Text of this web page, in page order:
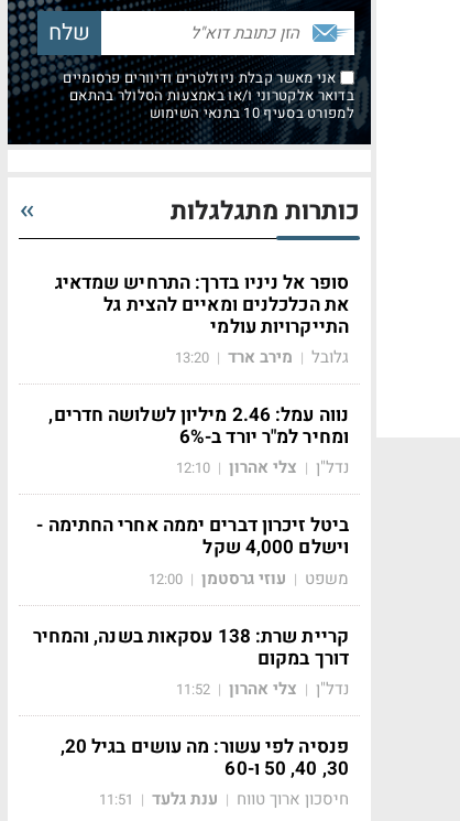
אני מאשר קבלת ניוזלטרים ודיוורים פרסומיים
בדואר אלקטרוני ו/או באמצעות הסלולר בהתאם
למפורט בסעיף 10 בתנאי השימוש
כותרות מתגלגלות
סופר אל ניניו בדרך: התרחיש שמדאיג
את הכלכלנים ומאיים להצית גל
התייקרויות עולמי
גלובל | מירב ארד |
13:20
נווה עמל: 2.46 מיליון לשלושה חדרים,
ומחיר למ"ר יורד ב-6%
נדל"ן | צלי אהרון |
12:10
ביטל זיכרון דברים יממה אחרי החתימה -
וישלם 4,000 שקל
משפט | עוזי גרסטמן |
12:00
קריית שרת: 138 עסקאות בשנה, והמחיר
דורך במקום
נדל"ן | צלי אהרון |
11:52
פנסיה לפי עשור: מה עושים בגיל 20,
30, 40, 50 ו-60
חיסכון ארוך טווח | ענת גלעד |
11:51